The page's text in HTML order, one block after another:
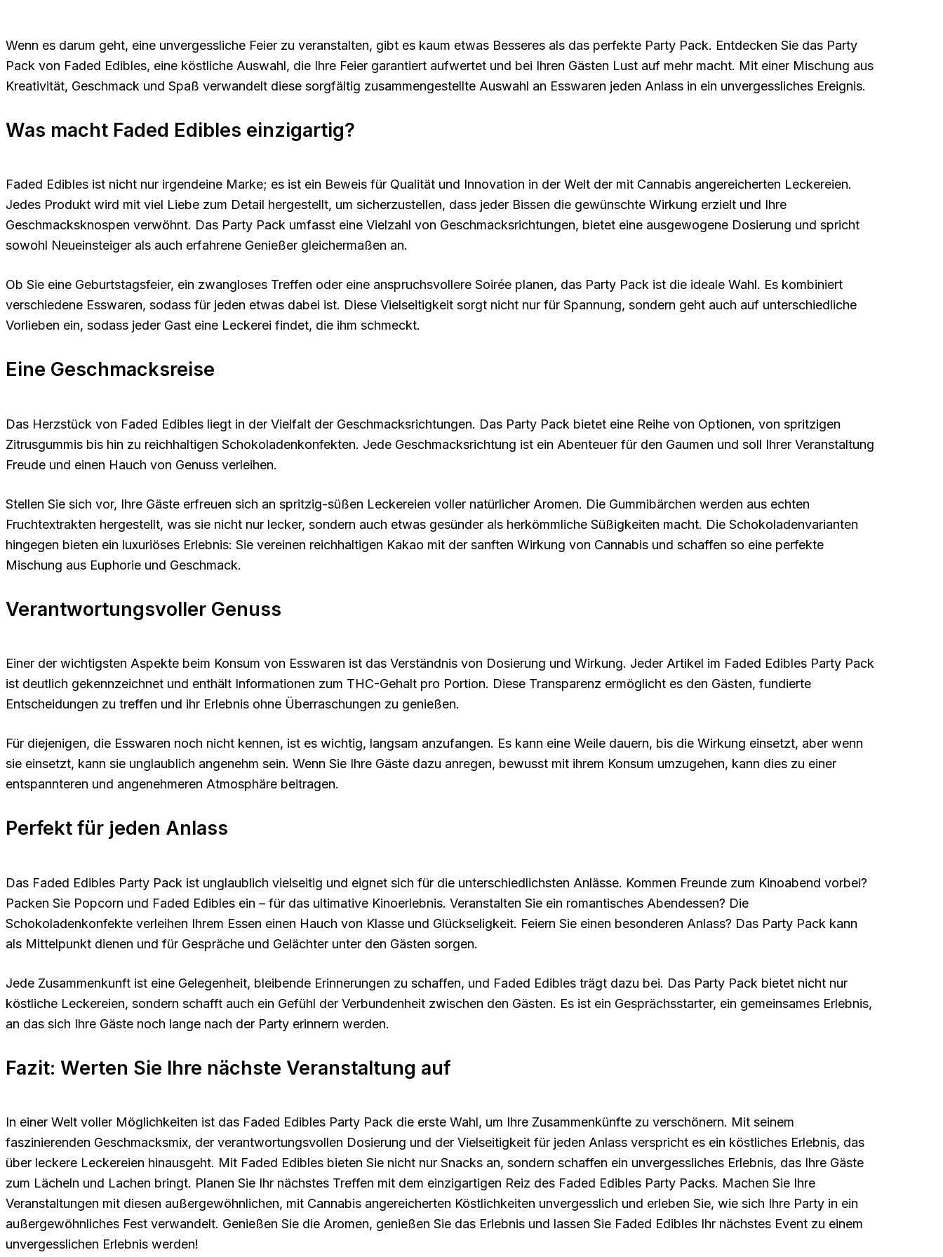
Wenn es darum geht, eine unvergessliche Feier zu veranstalten, gibt es kaum etwas Besseres als das perfekte Party Pack. Entdecken Sie das Party
Pack von Faded Edibles, eine köstliche Auswahl, die Ihre Feier garantiert aufwertet und bei Ihren Gästen Lust auf mehr macht. Mit einer Mischung aus
Kreativität, Geschmack und Spaß verwandelt diese sorgfältig zusammengestellte Auswahl an Esswaren jeden Anlass in ein unvergessliches Ereignis.
Was macht Faded Edibles einzigartig?
Faded Edibles ist nicht nur irgendeine Marke; es ist ein Beweis für Qualität und Innovation in der Welt der mit Cannabis angereicherten Leckereien.
Jedes Produkt wird mit viel Liebe zum Detail hergestellt, um sicherzustellen, dass jeder Bissen die gewünschte Wirkung erzielt und Ihre
Geschmacksknospen verwöhnt. Das Party Pack umfasst eine Vielzahl von Geschmacksrichtungen, bietet eine ausgewogene Dosierung und spricht
sowohl Neueinsteiger als auch erfahrene Genießer gleichermaßen an.
Ob Sie eine Geburtstagsfeier, ein zwangloses Treffen oder eine anspruchsvollere Soirée planen, das Party Pack ist die ideale Wahl. Es kombiniert
verschiedene Esswaren, sodass für jeden etwas dabei ist. Diese Vielseitigkeit sorgt nicht nur für Spannung, sondern geht auch auf unterschiedliche
Vorlieben ein, sodass jeder Gast eine Leckerei findet, die ihm schmeckt.
Eine Geschmacksreise
Das Herzstück von Faded Edibles liegt in der Vielfalt der Geschmacksrichtungen. Das Party Pack bietet eine Reihe von Optionen, von spritzigen
Zitrusgummis bis hin zu reichhaltigen Schokoladenkonfekten. Jede Geschmacksrichtung ist ein Abenteuer für den Gaumen und soll Ihrer Veranstaltung
Freude und einen Hauch von Genuss verleihen.
Stellen Sie sich vor, Ihre Gäste erfreuen sich an spritzig-süßen Leckereien voller natürlicher Aromen. Die Gummibärchen werden aus echten
Fruchtextrakten hergestellt, was sie nicht nur lecker, sondern auch etwas gesünder als herkömmliche Süßigkeiten macht. Die Schokoladenvarianten
hingegen bieten ein luxuriöses Erlebnis: Sie vereinen reichhaltigen Kakao mit der sanften Wirkung von Cannabis und schaffen so eine perfekte
Mischung aus Euphorie und Geschmack.
Verantwortungsvoller Genuss
Einer der wichtigsten Aspekte beim Konsum von Esswaren ist das Verständnis von Dosierung und Wirkung. Jeder Artikel im Faded Edibles Party Pack
ist deutlich gekennzeichnet und enthält Informationen zum THC-Gehalt pro Portion. Diese Transparenz ermöglicht es den Gästen, fundierte
Entscheidungen zu treffen und ihr Erlebnis ohne Überraschungen zu genießen.
Für diejenigen, die Esswaren noch nicht kennen, ist es wichtig, langsam anzufangen. Es kann eine Weile dauern, bis die Wirkung einsetzt, aber wenn
sie einsetzt, kann sie unglaublich angenehm sein. Wenn Sie Ihre Gäste dazu anregen, bewusst mit ihrem Konsum umzugehen, kann dies zu einer
entspannteren und angenehmeren Atmosphäre beitragen.
Perfekt für jeden Anlass
Das Faded Edibles Party Pack ist unglaublich vielseitig und eignet sich für die unterschiedlichsten Anlässe. Kommen Freunde zum Kinoabend vorbei?
Packen Sie Popcorn und Faded Edibles ein – für das ultimative Kinoerlebnis. Veranstalten Sie ein romantisches Abendessen? Die
Schokoladenkonfekte verleihen Ihrem Essen einen Hauch von Klasse und Glückseligkeit. Feiern Sie einen besonderen Anlass? Das Party Pack kann
als Mittelpunkt dienen und für Gespräche und Gelächter unter den Gästen sorgen.
Jede Zusammenkunft ist eine Gelegenheit, bleibende Erinnerungen zu schaffen, und Faded Edibles trägt dazu bei. Das Party Pack bietet nicht nur
köstliche Leckereien, sondern schafft auch ein Gefühl der Verbundenheit zwischen den Gästen. Es ist ein Gesprächsstarter, ein gemeinsames Erlebnis,
an das sich Ihre Gäste noch lange nach der Party erinnern werden.
Fazit: Werten Sie Ihre nächste Veranstaltung auf
In einer Welt voller Möglichkeiten ist das Faded Edibles Party Pack die erste Wahl, um Ihre Zusammenkünfte zu verschönern. Mit seinem
faszinierenden Geschmacksmix, der verantwortungsvollen Dosierung und der Vielseitigkeit für jeden Anlass verspricht es ein köstliches Erlebnis, das
über leckere Leckereien hinausgeht. Mit Faded Edibles bieten Sie nicht nur Snacks an, sondern schaffen ein unvergessliches Erlebnis, das Ihre Gäste
zum Lächeln und Lachen bringt. Planen Sie Ihr nächstes Treffen mit dem einzigartigen Reiz des Faded Edibles Party Packs. Machen Sie Ihre
Veranstaltungen mit diesen außergewöhnlichen, mit Cannabis angereicherten Köstlichkeiten unvergesslich und erleben Sie, wie sich Ihre Party in ein
außergewöhnliches Fest verwandelt. Genießen Sie die Aromen, genießen Sie das Erlebnis und lassen Sie Faded Edibles Ihr nächstes Event zu einem
unvergesslichen Erlebnis werden!